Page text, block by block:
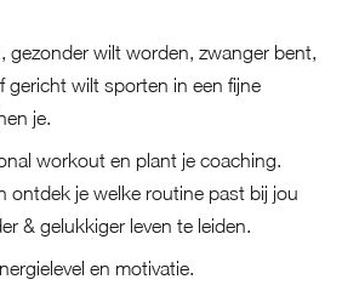
gezonder wilt worden, zwanger bent,
gericht wilt sporten in een fijne
je.
workout en plant je coaching.
ontdek je welke routine past bij jou
& gelukkiger leven te leiden.
en motivatie.